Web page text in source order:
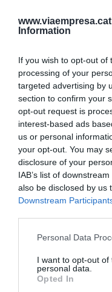
Information
If you wish to opt-out of
processing of your
targeted advertising by
section to confirm your
opt-out request is
interest-based ads
us or personal
your opt-out. You may
disclosure of your
IAB’s list of
also be disclosed by us
Downstream
Personal Data
I want to opt-out
personal data.
Opted In
entrado en una
convierte en la
nuestro famoso
Quiero decir que
mundos, pero hay
que la miseria de
legendaria y
interesan como el
c’est le prix du
grands groupes
vergüenza: 0,30
que pagarán los
año”, 2019).
prestigio y no
efectivamente,
mercado del cava